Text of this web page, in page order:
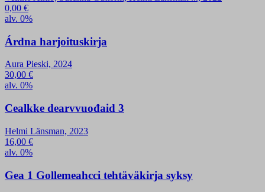
0,00 €
alv. 0%
Árdna harjoituskirja
Aura Pieski, 2024
30,00 €
alv. 0%
Cealkke dearvvuođaid 3
Helmi Länsman, 2023
16,00 €
alv. 0%
Gea 1 Gollemeahcci tehtäväkirja syksy